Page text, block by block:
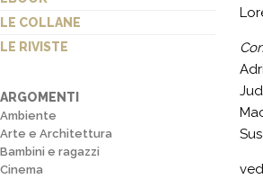
LE COLLANE
LE RIVISTE
ARGOMENTI
Ambiente
Arte e Architettura
Bambini e ragazzi
Cinema